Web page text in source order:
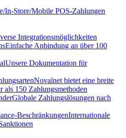
In-Store/Mobile POS-Zahlungen
Integrationsmöglichkeiten
Einfache Anbindung an über 100
Unsere Dokumentation für
Novalnet bietet eine breite
als 150 Zahlungsmethoden
Globale Zahlungslösungen nach
BeschränkungenInternationale